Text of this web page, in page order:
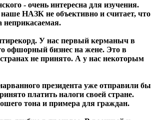
- очень интересна для изучения.
НАЗК не объективно и считает, что
неприкасаемая.
У нас первый керманыч в
офшорный бизнес на жене. Это в
не принято. А у нас некоторым
президента уже отправили бы
платить налоги своей стране.
тона и примера для граждан.